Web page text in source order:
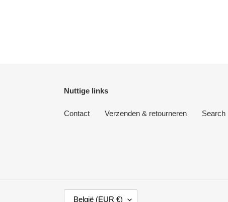
Nuttige links
Contact Verzenden & retourneren Search
België (EUR €)